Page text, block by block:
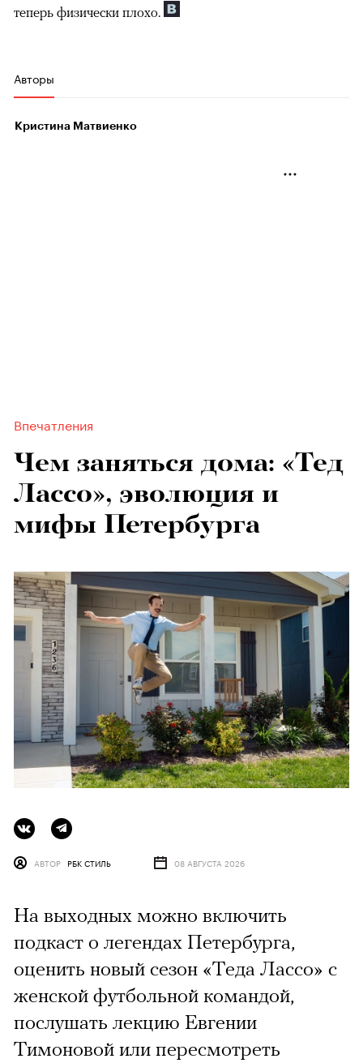
теперь физически плохо.
Авторы
Кристина Матвиенко
Впечатления
Чем заняться дома: «Тед
Лассо», эволюция и
мифы Петербурга
АВТОР РБК СТИЛЬ 08 АВГУСТА 2026
На выходных можно включить
подкаст о легендах Петербурга,
оценить новый сезон «Теда Лассо» с
женской футбольной командой,
послушать лекцию Евгении
Тимоновой или пересмотреть